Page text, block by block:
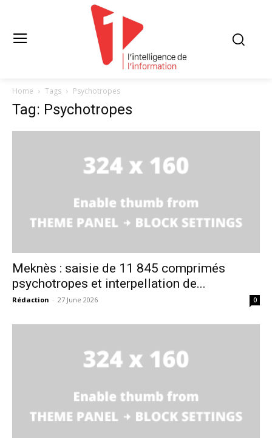
Home Tags Psychotropes
Tag: Psychotropes
Meknès : saisie de 11 845 comprimés
psychotropes et interpellation de...
Rédaction - 27 June 2026 0